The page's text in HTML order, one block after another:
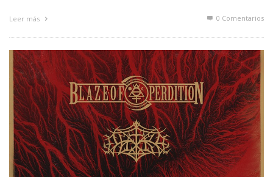
Leer más 0 Comentarios